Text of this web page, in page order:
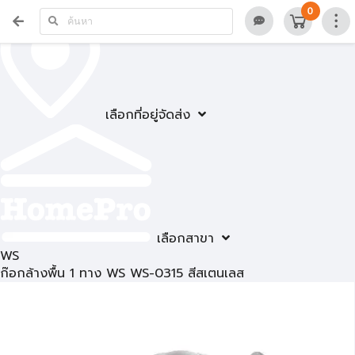
เลือกที่อยู่จัดส่ง
เลือกสาขา
0
WS
ก๊อกล้างพื้น 1 ทาง WS WS-0315 สีสเตนเลส